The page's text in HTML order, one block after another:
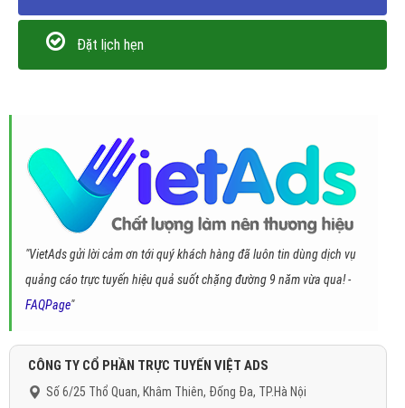
Đặt lịch hẹn
"VietAds gửi lời cảm ơn tới quý khách hàng đã luôn tin dùng dịch vụ
quảng cáo trực tuyến hiệu quả suốt chặng đường 9 năm vừa qua! -
FAQPage"
CÔNG TY CỔ PHẦN TRỰC TUYẾN VIỆT ADS
Số 6/25 Thổ Quan, Khâm Thiên, Đống Đa, TP.Hà Nội